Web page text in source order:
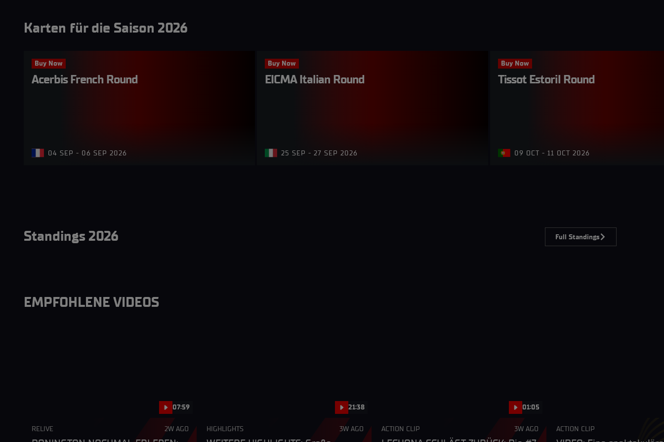
Karten für die Saison 2026
Buy Now
Acerbis French Round
04 SEP - 06 SEP 2026
Buy Now
EICMA Italian Round
25 SEP - 27 SEP 2026
Buy Now
Tissot Estoril Round
09 OCT - 11 OCT 2026
Standings 2026 Full Standings
EMPFOHLENE VIDEOS
07:59
RELIVE 2W AGO
21:38
HIGHLIGHTS 3W AGO
01:05
ACTION CLIP 3W AGO ACTION CLIP